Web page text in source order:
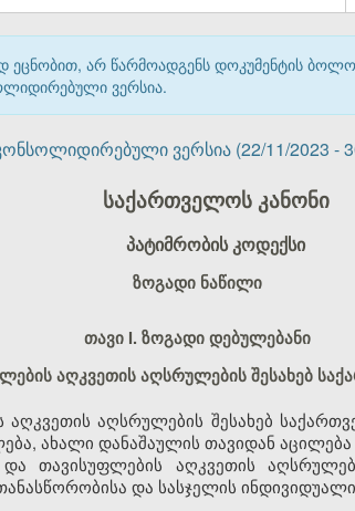
ეცნობით, არ წარმოადგენს დოკუმენტის
ვერსია.
ვერსია (22/11/2023 -
საქართველოს კანონი
პატიმრობის კოდექსი
ზოგადი ნაწილი
თავი I. ზოგადი დებულებანი
აღკვეთის აღსრულების შესახებ
აღსრულების შესახებ
ახალი დანაშაულის თავიდან
თავისუფლების აღკვეთის
და სასჯელის